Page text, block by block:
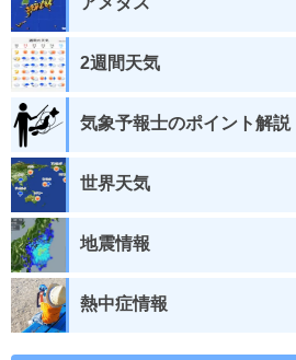
2週間天気
気象予報士のポイント解説
世界天気
地震情報
熱中症情報